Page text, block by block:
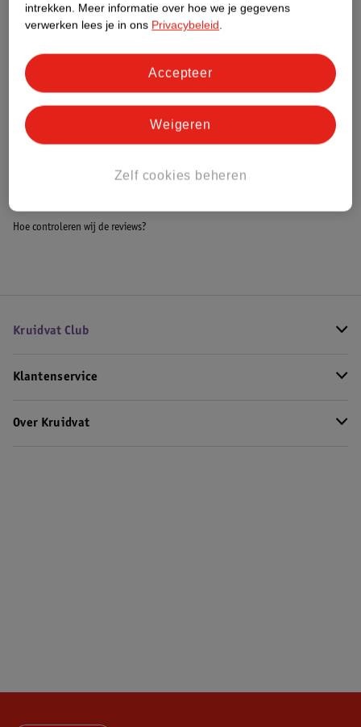
Impact Score.
Meer informatie
Bestel & Bezorginformatie
Hoe controleren wij de reviews?
Kruidvat Club
Klantenservice
Over Kruidvat
intrekken. Meer informatie over hoe we je gegevens
verwerken lees je in ons Privacybeleid.
Zelf cookies beheren
Weigeren
Accepteer